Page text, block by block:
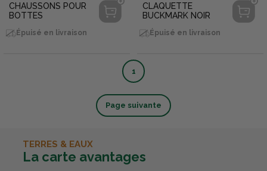
CHAUSSONS POUR
BOTTES
Épuisé en livraison
CLAQUETTE
BUCKMARK NOIR
Épuisé en livraison
1
Page suivante
TERRES & EAUX
La carte avantages